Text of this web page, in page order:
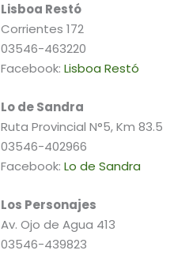
Lisboa Restó
Corrientes 172
03546-463220
Facebook: Lisboa Restó
Lo de Sandra
Ruta Provincial N°5, Km 83.5
03546-402966
Facebook: Lo de Sandra
Los Personajes
Av. Ojo de Agua 413
03546-439823